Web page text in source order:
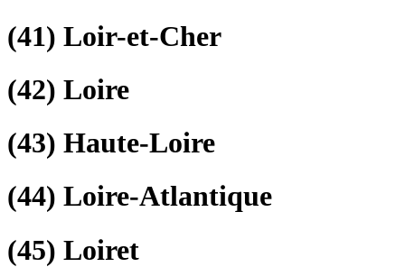
(41) Loir-et-Cher
(42) Loire
(43) Haute-Loire
(44) Loire-Atlantique
(45) Loiret